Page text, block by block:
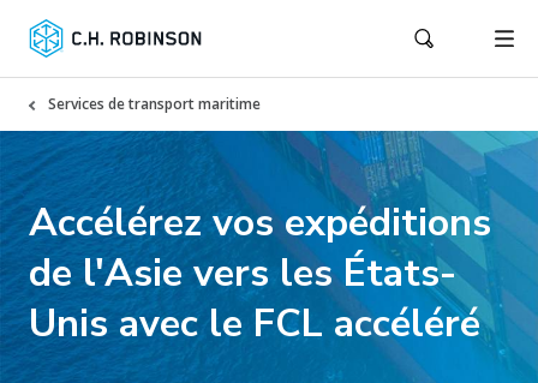
Services de transport maritime
Accélérez vos expéditions
de l'Asie vers les États-
Unis avec le FCL accéléré